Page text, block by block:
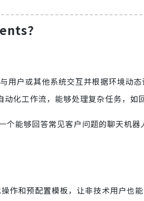
？
用户或其他系统交互并根据环境动
化工作流，能够处理复杂任务，如
个能够回答常见客户问题的聊天机
作和预配置模板，让非技术用户也